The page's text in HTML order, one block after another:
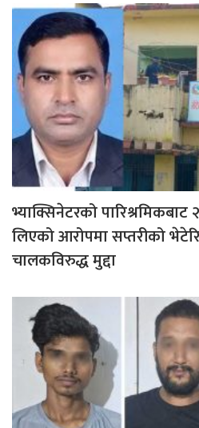
भ्याक्सिनेटरको पारिश्रमिकबाट
लिएको आरोपमा सप्तरीको
चालकविरुद्ध मुद्दा